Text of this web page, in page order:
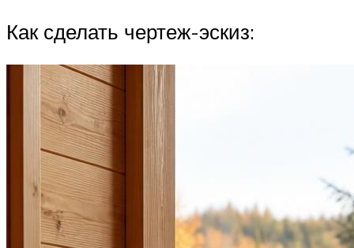
Как сделать чертеж-эскиз: